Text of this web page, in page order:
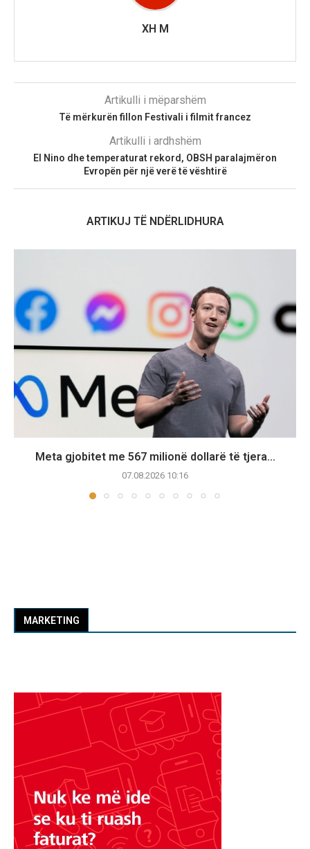
XH M
Artikulli i mëparshëm
Të mërkurën fillon Festivali i filmit francez
Artikulli i ardhshëm
El Nino dhe temperaturat rekord, OBSH paralajmëron
Evropën për një verë të vështirë
ARTIKUJ TË NDËRLIDHURA
Meta gjobitet me 567 milionë dollarë të tjera...
07.08.2026 10:16
MARKETING